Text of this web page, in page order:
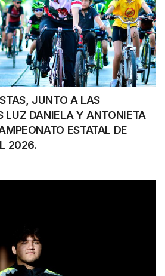
JUNTO A LAS
LUZ DANIELA Y ANTONIETA
ESTATAL DE
2026.